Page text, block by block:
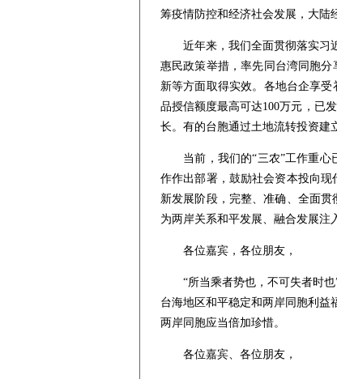
筹疫情防控和经济社会发展，大陆
近年来，我们全面贯彻落实习近
惠民政策举措，率先同台湾同胞
新等方面取得实效。各地台企享
品授信额度最高可达100万元，已
长。有的台胞通过土地流转投资建
当前，我们的“三农”工作重心
作作出部署，鼓励社会资本投向
新发展阶段，完整、准确、全面
为两岸关系和平发展、融合发展注
各位嘉宾，各位朋友，
“所当乘者势也，不可失者时也”
台海地区和平稳定和两岸同胞利益
两岸同胞应当倍加珍惜。
各位嘉宾、各位朋友，